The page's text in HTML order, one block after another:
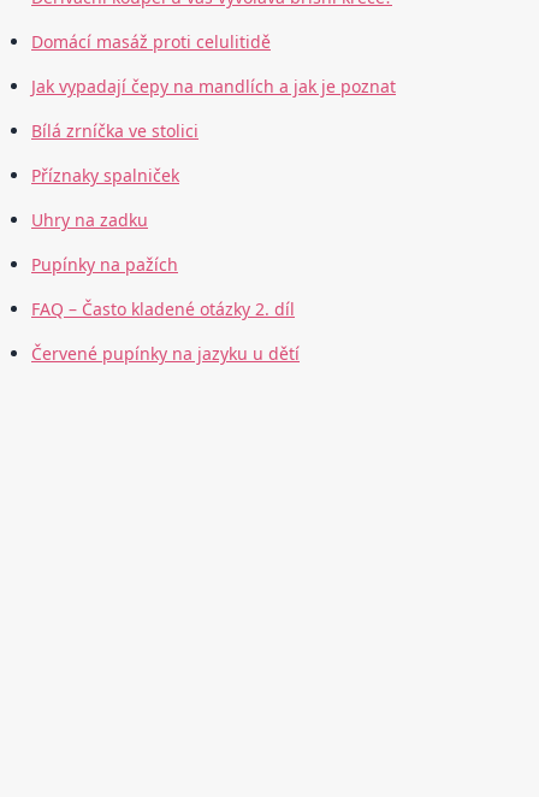
Domácí masáž proti celulitidě
Jak vypadají čepy na mandlích a jak je poznat
Bílá zrníčka ve stolici
Příznaky spalniček
Uhry na zadku
Pupínky na pažích
FAQ – Často kladené otázky 2. díl
Červené pupínky na jazyku u dětí